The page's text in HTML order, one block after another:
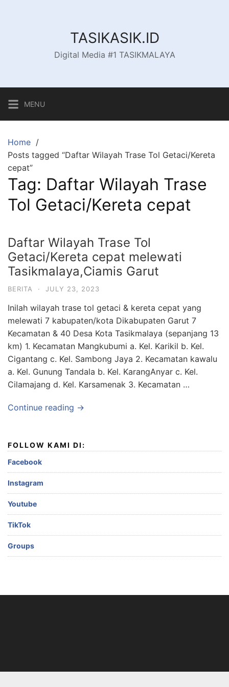
TASIKASIK.ID
Digital Media #1 TASIKMALAYA
MENU
Home
Posts tagged “Daftar Wilayah Trase Tol Getaci/Kereta
cepat”
Tag: Daftar Wilayah Trase
Tol Getaci/Kereta cepat
Daftar Wilayah Trase Tol
Getaci/Kereta cepat melewati
Tasikmalaya,Ciamis Garut
BERITA · JULY 23, 2023
Inilah wilayah trase tol getaci & kereta cepat yang
melewati 7 kabupaten/kota Dikabupaten Garut 7
Kecamatan & 40 Desa Kota Tasikmalaya (sepanjang 13
km) 1. Kecamatan Mangkubumi a. Kel. Karikil b. Kel.
Cigantang c. Kel. Sambong Jaya 2. Kecamatan kawalu
a. Kel. Gunung Tandala b. Kel. KarangAnyar c. Kel.
Cilamajang d. Kel. Karsamenak 3. Kecamatan …
Continue reading →
FOLLOW KAMI DI:
Facebook
Instagram
Youtube
TikTok
Groups